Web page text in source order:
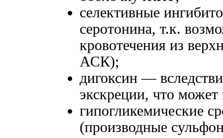
селективные
серотонина, т.к.
кровотечения из
АСК);
дигоксин —
экскреции, что может
гипогликемические
(производные